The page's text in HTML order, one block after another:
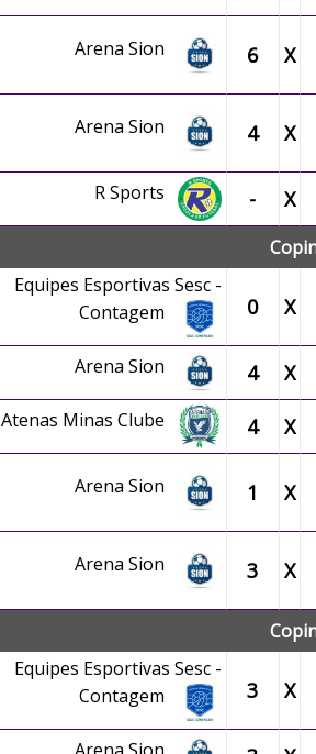
Arena Sion 6 X
Arena Sion 4 X
R Sports - X
Equipes Esportivas Sesc -
Contagem
0 X
Arena Sion 4 X
Atenas Minas Clube 4 X
Arena Sion 1 X
Arena Sion 3 X
Equipes Esportivas Sesc -
Contagem
3 X